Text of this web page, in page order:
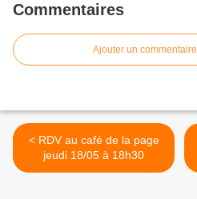
Commentaires
Ajouter un commentaire
< RDV au café de la page
jeudi 18/05 à 18h30